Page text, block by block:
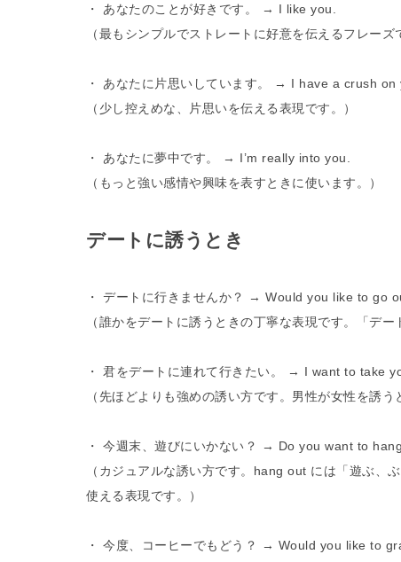
・ あなたのことが好きです。 → I like you.
（最もシンプルでストレートに好意を伝えるフレーズ
・ あなたに片思いしています。 → I have a crush on
（少し控えめな、片思いを伝える表現です。）
・ あなたに夢中です。 → I’m really into you.
（もっと強い感情や興味を表すときに使います。）
デートに誘うとき
・ デートに行きませんか？ → Would you like to go
（誰かをデートに誘うときの丁寧な表現です。「デ
・ 君をデートに連れて行きたい。 → I want to take
（先ほどよりも強めの誘い方です。男性が女性を誘う
・ 今週末、遊びにいかない？ → Do you want to
（カジュアルな誘い方です。hang out には「遊ぶ、
使える表現です。）
・ 今度、コーヒーでもどう？ → Would you like to